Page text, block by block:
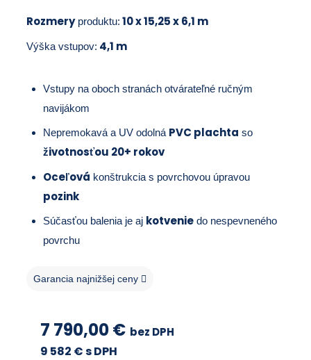
Rozmeryproduktu: 10 x 15,25 x 6,1 m
Výška vstupov: 4,1 m
Vstupy na oboch stranách otvárateľné ručným
navijákom
Nepremokavá a UV odolná PVC plachta so
životnosťou 20+ rokov
Oceľová konštrukcia s povrchovou úpravou
pozink
Súčasťou balenia je aj kotveniedo nespevneného
povrchu
Garancia najnižšej ceny
7 790,00€ bez DPH
9 582 € s DPH